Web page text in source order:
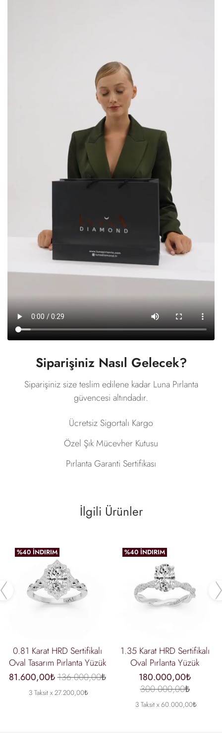
Siparişiniz Nasıl Gelecek?
Siparişiniz size teslim edilene kadar Luna Pırlanta
güvencesi altındadır.
Ücretsiz Sigortalı Kargo
Özel Şık Mücevher Kutusu
Pırlanta Garanti Sertifikası
İlgili Ürünler
Previous
%40 İNDIRIM
0.81 Karat HRD Sertifikalı
Oval Tasarım Pırlanta Yüzük
81.600,00₺136.000,00₺
3 Taksit x 27.200,00₺
%40 İNDIRIM
1.35 Karat HRD Sertifikalı
Oval Pırlanta Yüzük
180.000,00₺
300.000,00₺
3 Taksit x 60.000,00₺